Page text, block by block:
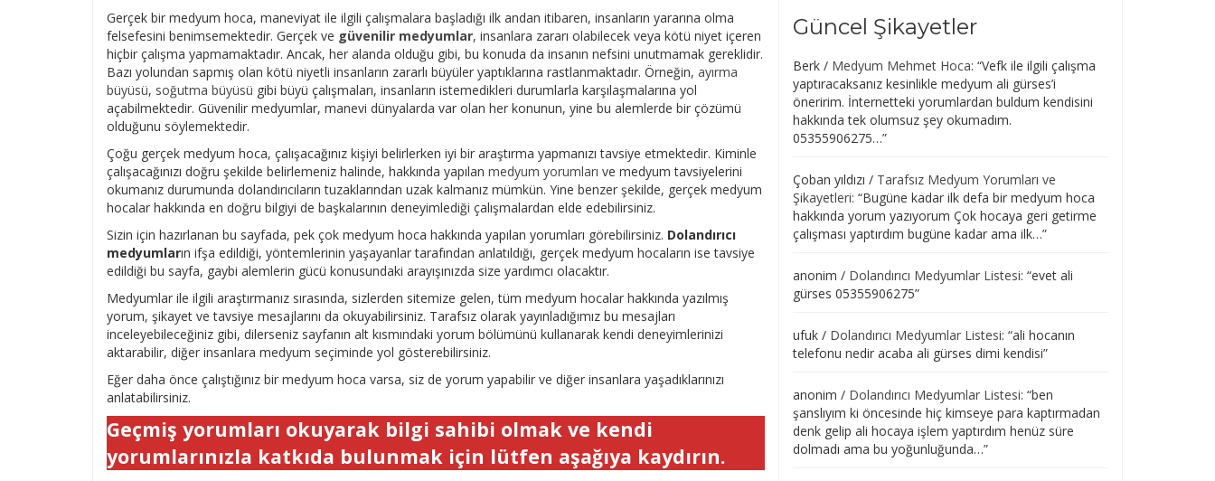
Gerçek bir medyum hoca, maneviyat ile ilgili çalışmalara başladığı ilk andan itibaren, insanların yararına olma
felsefesini benimsemektedir. Gerçek ve güvenilir medyumlar, insanlara zararı olabilecek veya kötü niyet içeren
hiçbir çalışma yapmamaktadır. Ancak, her alanda olduğu gibi, bu konuda da insanın nefsini unutmamak gereklidir.
Bazı yolundan sapmış olan kötü niyetli insanların zararlı büyüler yaptıklarına rastlanmaktadır. Örneğin, ayırma
büyüsü, soğutma büyüsü gibi büyü çalışmaları, insanların istemedikleri durumlarla karşılaşmalarına yol
açabilmektedir. Güvenilir medyumlar, manevi dünyalarda var olan her konunun, yine bu alemlerde bir çözümü
olduğunu söylemektedir.
Çoğu gerçek medyum hoca, çalışacağınız kişiyi belirlerken iyi bir araştırma yapmanızı tavsiye etmektedir. Kiminle
çalışacağınızı doğru şekilde belirlemeniz halinde, hakkında yapılan medyum yorumları ve medyum tavsiyelerini
okumanız durumunda dolandırıcıların tuzaklarından uzak kalmanız mümkün. Yine benzer şekilde, gerçek medyum
hocalar hakkında en doğru bilgiyi de başkalarının deneyimlediği çalışmalardan elde edebilirsiniz.
Sizin için hazırlanan bu sayfada, pek çok medyum hoca hakkında yapılan yorumları görebilirsiniz. Dolandırıcı
medyumların ifşa edildiği, yöntemlerinin yaşayanlar tarafından anlatıldığı, gerçek medyum hocaların ise tavsiye
edildiği bu sayfa, gaybi alemlerin gücü konusundaki arayışınızda size yardımcı olacaktır.
Medyumlar ile ilgili araştırmanız sırasında, sizlerden sitemize gelen, tüm medyum hocalar hakkında yazılmış
yorum, şikayet ve tavsiye mesajlarını da okuyabilirsiniz. Tarafsız olarak yayınladığımız bu mesajları
inceleyebileceğiniz gibi, dilerseniz sayfanın alt kısmındaki yorum bölümünü kullanarak kendi deneyimlerinizi
aktarabilir, diğer insanlara medyum seçiminde yol gösterebilirsiniz.
Eğer daha önce çalıştığınız bir medyum hoca varsa, siz de yorum yapabilir ve diğer insanlara yaşadıklarınızı
anlatabilirsiniz.
Geçmiş yorumları okuyarak bilgi sahibi olmak ve kendi
yorumlarınızla katkıda bulunmak için lütfen aşağıya kaydırın.
Güncel Şikayetler
Berk/ Medyum Mehmet Hoca: “Vefk ile ilgili çalışma
yaptıracaksanız kesinlikle medyum ali gürses’i
öneririm. İnternetteki yorumlardan buldum kendisini
hakkında tek olumsuz şey okumadım.
05355906275…”
Çoban yıldızı / Tarafsız Medyum Yorumları ve
Şikayetleri: “Bugüne kadar ilk defa bir medyum hoca
hakkında yorum yazıyorum Çok hocaya geri getirme
çalışması yaptırdım bugüne kadar ama ilk…”
anonim / Dolandırıcı Medyumlar Listesi: “evet ali
gürses 05355906275”
ufuk/ Dolandırıcı Medyumlar Listesi: “ali hocanın
telefonu nedir acaba ali gürses dimi kendisi”
anonim / Dolandırıcı Medyumlar Listesi: “ben
şanslıyım ki öncesinde hiç kimseye para kaptırmadan
denk gelip ali hocaya işlem yaptırdım henüz süre
dolmadı ama bu yoğunluğunda…”